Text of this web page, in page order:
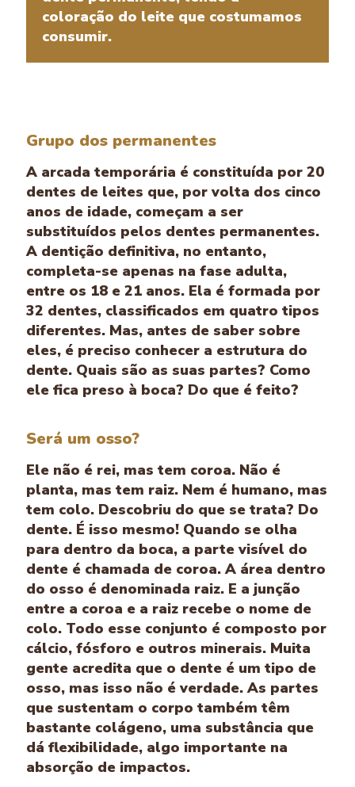
coloração do leite que costumamos
consumir.
Grupo dos permanentes
A arcada temporária é constituída por 20
dentes de leites que, por volta dos cinco
anos de idade, começam a ser
substituídos pelos dentes permanentes.
A dentição definitiva, no entanto,
completa-se apenas na fase adulta,
entre os 18 e 21 anos. Ela é formada por
32 dentes, classificados em quatro tipos
diferentes. Mas, antes de saber sobre
eles, é preciso conhecer a estrutura do
dente. Quais são as suas partes? Como
ele fica preso à boca? Do que é feito?
Será um osso?
Ele não é rei, mas tem coroa. Não é
planta, mas tem raiz. Nem é humano, mas
tem colo. Descobriu do que se trata? Do
dente. É isso mesmo! Quando se olha
para dentro da boca, a parte visível do
dente é chamada de coroa. A área dentro
do osso é denominada raiz. E a junção
entre a coroa e a raiz recebe o nome de
colo. Todo esse conjunto é composto por
cálcio, fósforo e outros minerais. Muita
gente acredita que o dente é um tipo de
osso, mas isso não é verdade. As partes
que sustentam o corpo também têm
bastante colágeno, uma substância que
dá flexibilidade, algo importante na
absorção de impactos.